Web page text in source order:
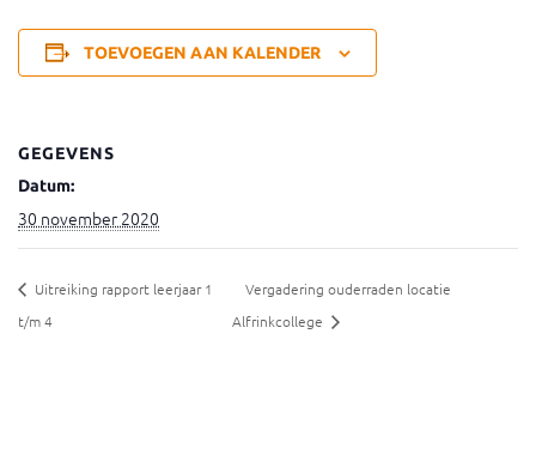
TOEVOEGEN AAN KALENDER
GEGEVENS
Datum:
30 november 2020
Uitreiking rapport leerjaar 1
t/m 4
Vergadering ouderraden locatie
Alfrinkcollege